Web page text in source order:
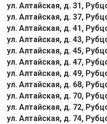
ул. Алтайская, д. 31,
ул. Алтайская, д. 37,
ул. Алтайская, д. 41,
ул. Алтайская, д. 43,
ул. Алтайская, д. 45,
ул. Алтайская, д. 47,
ул. Алтайская, д. 49,
ул. Алтайская, д. 68,
ул. Алтайская, д. 70,
ул. Алтайская, д. 72,
ул. Алтайская, д. 74,